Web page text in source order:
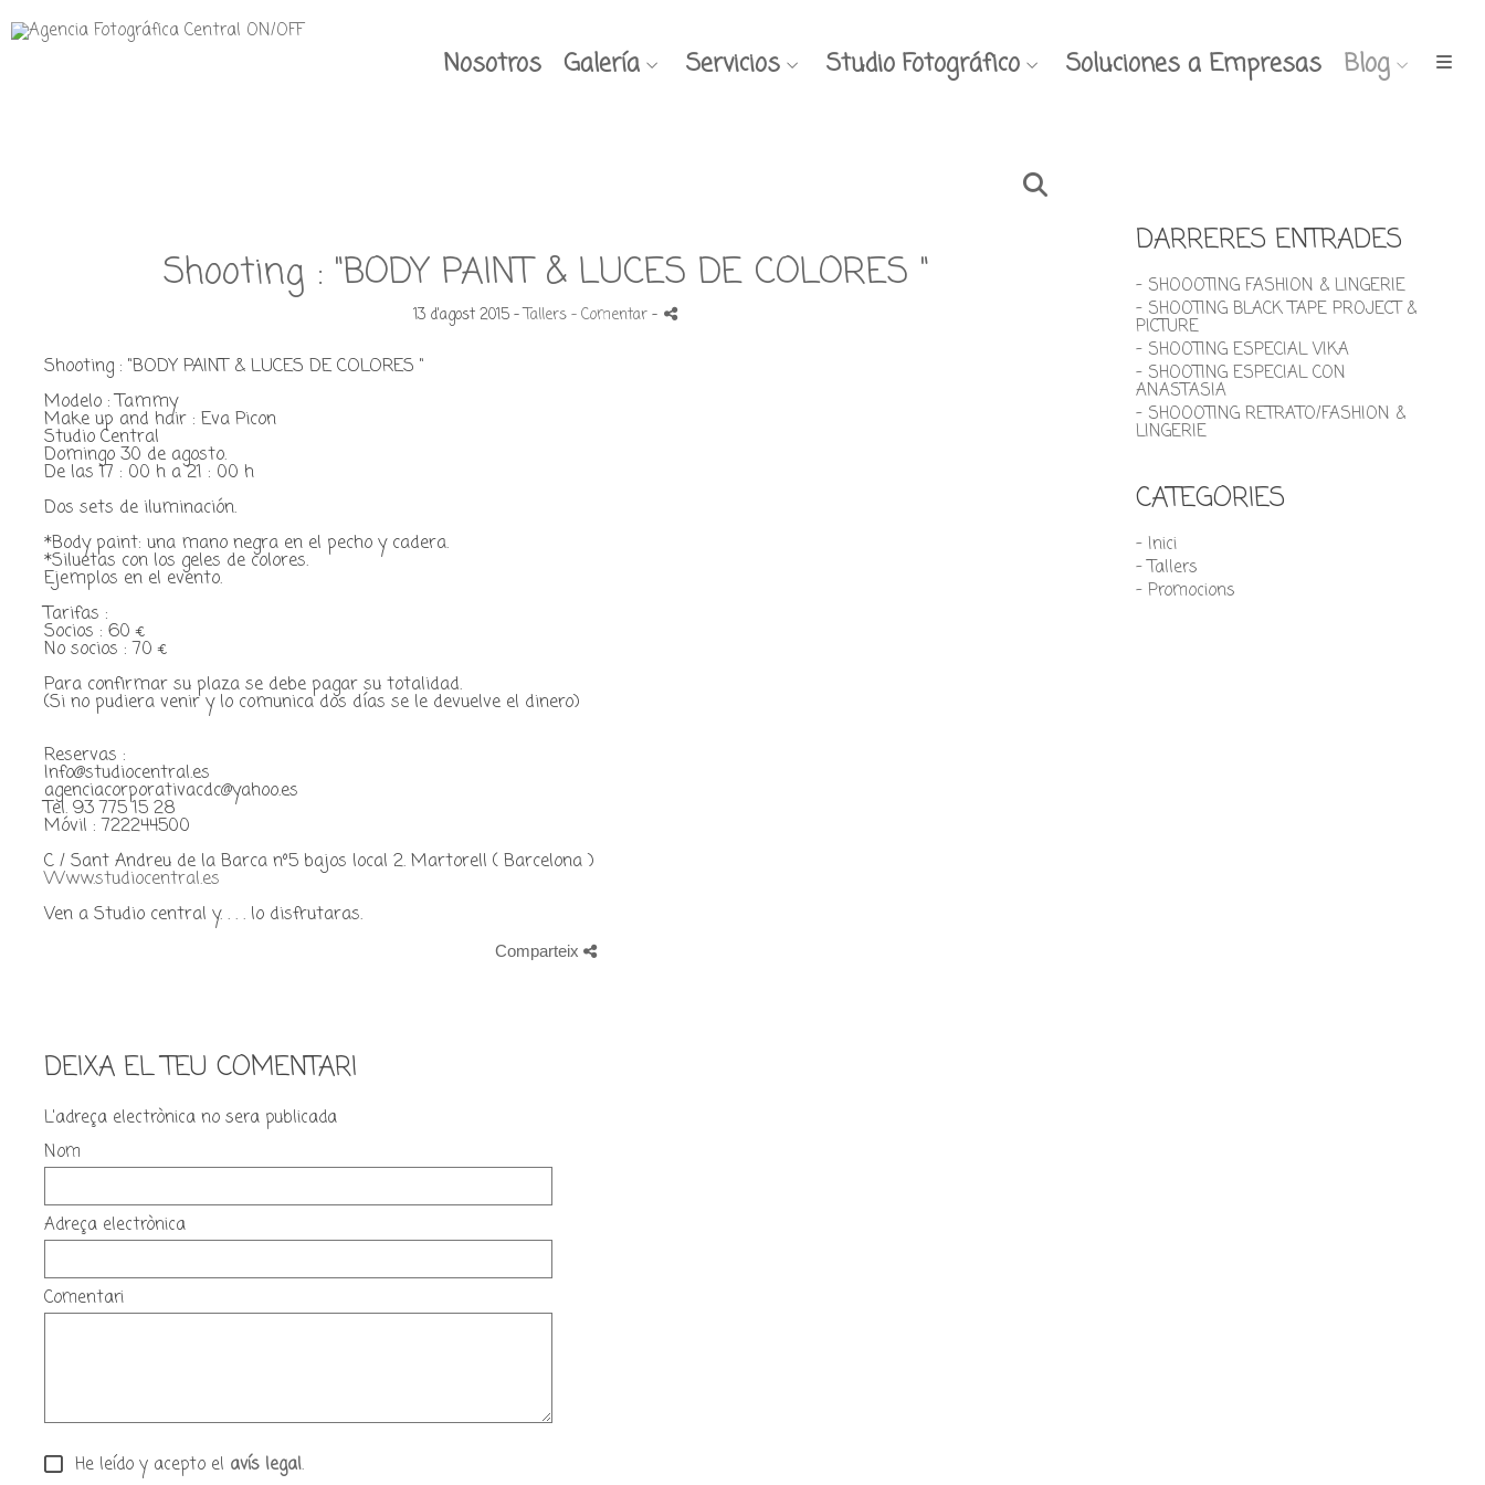
Nosotros Galería Servicios Studio Fotográfico Soluciones a Empresas Blog
Shooting : "BODY PAINT & LUCES DE COLORES "
13 d'agost 2015 -Tallers - Comentar-
Shooting : "BODY PAINT & LUCES DE COLORES "
Modelo : Tammy
Make up and hair : Eva Picon
Studio Central
Domingo 30 de agosto.
De las 17 : 00 h a 21 : 00 h
Dos sets de iluminación.
*Body paint: una mano negra en el pecho y cadera.
*Siluetas con los geles de colores.
Ejemplos en el evento.
Tarifas :
Socios : 60 €
No socios : 70 €
Para confirmar su plaza se debe pagar su totalidad.
(Si no pudiera venir y lo comunica dos días se le devuelve el dinero)
Reservas :
Info@studiocentral.es
agenciacorporativacdc@yahoo.es
Tel. 93 775 15 28
Móvil : 722244500
C / Sant Andreu de la Barca nº5 bajos local 2. Martorell ( Barcelona )
Www.studiocentral.es
Ven a Studio central y. . . . lo disfrutaras.
Comparteix
DEIXA EL TEU COMENTARI
L'adreça electrònica no sera publicada
Nom
Adreça electrònica
Comentari
He leído y acepto el avís legal.
DARRERES ENTRADES
- SHOOOTING FASHION & LINGERIE
- SHOOTING BLACK TAPE PROJECT &
PICTURE
- SHOOTING ESPECIAL VIKA
- SHOOTING ESPECIAL CON
ANASTASIA
- SHOOOTING RETRATO/FASHION &
LINGERIE
CATEGORIES
- Inici
- Tallers
- Promocions